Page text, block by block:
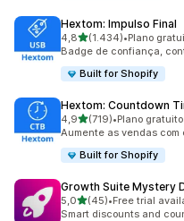
Hextom: Impulso Final
4,8de 5 estrelas
(1.434)
1434 total de avaliações
•Plano
Badge de confiança,
Built for Shopify
Hextom: Countdown
4,9de 5 estrelas
(719)
719 total de avaliações
•Plano
Aumente as vendas
Built for Shopify
Growth Suite Mystery
5,0de 5 estrelas
(45)
45 total de avaliações
•Free trial
Smart discounts and